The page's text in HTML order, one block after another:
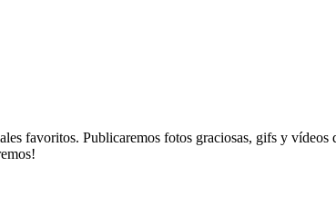
favoritos. Publicaremos fotos graciosas, gifs y vídeos